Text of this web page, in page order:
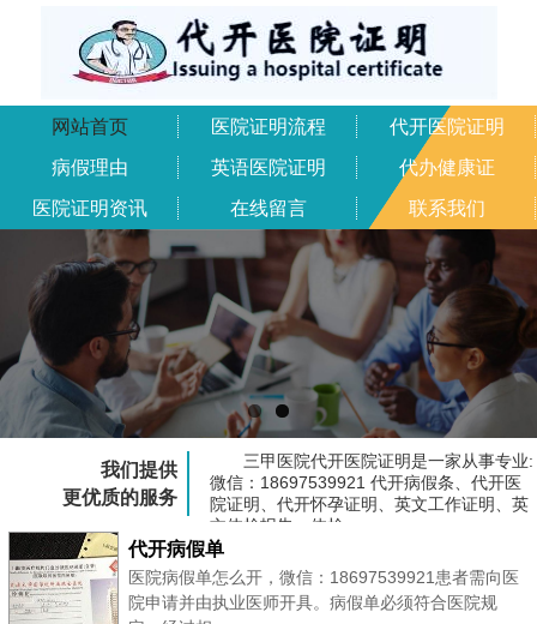
网站首页 医院证明流程
代开医院证明
病假理由
英语医院证明
代办健康证
医院证明资讯
在线留言 联系我们
我们提供
更优质的服务
三甲医院代开医院证明是一家从事专业:
微信：18697539921 代开病假条、代开医
院证明、代开怀孕证明、英文工作证明、英
文体检报告、体检...
代开病假单
医院病假单怎么开，微信：18697539921患者需向医
院申请并由执业医师开具。病假单必须符合医院规